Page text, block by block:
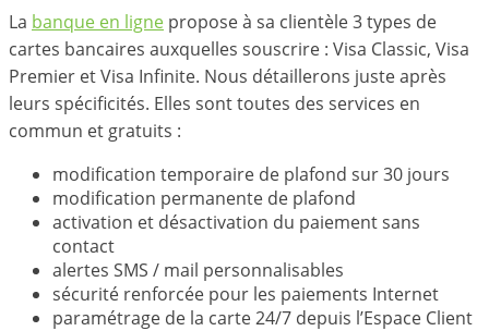
La banque en ligne propose à sa clientèle 3 types de
cartes bancaires auxquelles souscrire : Visa Classic, Visa
Premier et Visa Infinite. Nous détaillerons juste après
leurs spécificités. Elles sont toutes des services en
commun et gratuits :
modification temporaire de plafond sur 30 jours
modification permanente de plafond
activation et désactivation du paiement sans
contact
alertes SMS / mail personnalisables
sécurité renforcée pour les paiements Internet
paramétrage de la carte 24/7 depuis l’Espace Client